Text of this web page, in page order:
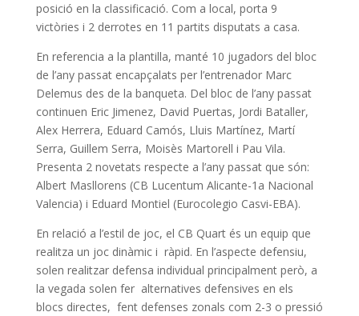
posició en la classificació. Com a local, porta 9
victòries i 2 derrotes en 11 partits disputats a casa.
En referencia a la plantilla, manté 10 jugadors del bloc
de l’any passat encapçalats per l’entrenador Marc
Delemus des de la banqueta. Del bloc de l’any passat
continuen Eric Jimenez, David Puertas, Jordi Bataller,
Alex Herrera, Eduard Camós, Lluis Martínez, Martí
Serra, Guillem Serra, Moisès Martorell i Pau Vila.
Presenta 2 novetats respecte a l’any passat que són:
Albert Masllorens (CB Lucentum Alicante-1a Nacional
Valencia) i Eduard Montiel (Eurocolegio Casvi-EBA).
En relació a l’estil de joc, el CB Quart és un equip que
realitza un joc dinàmic i ràpid. En l’aspecte defensiu,
solen realitzar defensa individual principalment però, a
la vegada solen fer alternatives defensives en els
blocs directes, fent defenses zonals com 2-3 o pressió